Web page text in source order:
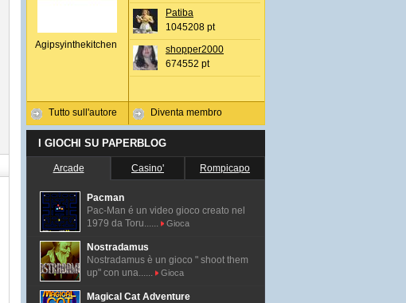
Agipsyinthekitchen
Tutto sull'autore
Patiba
1045208 pt
shopper2000
674552 pt
Diventa membro
I GIOCHI SU PAPERBLOG
Arcade Casino' Rompicapo
Pacman
Pac-Man é un video gioco creato nel
1979 da Toru......
Gioca
Nostradamus
Nostradamus è un gioco " shoot them
up" con una......
Gioca
Magical Cat Adventure